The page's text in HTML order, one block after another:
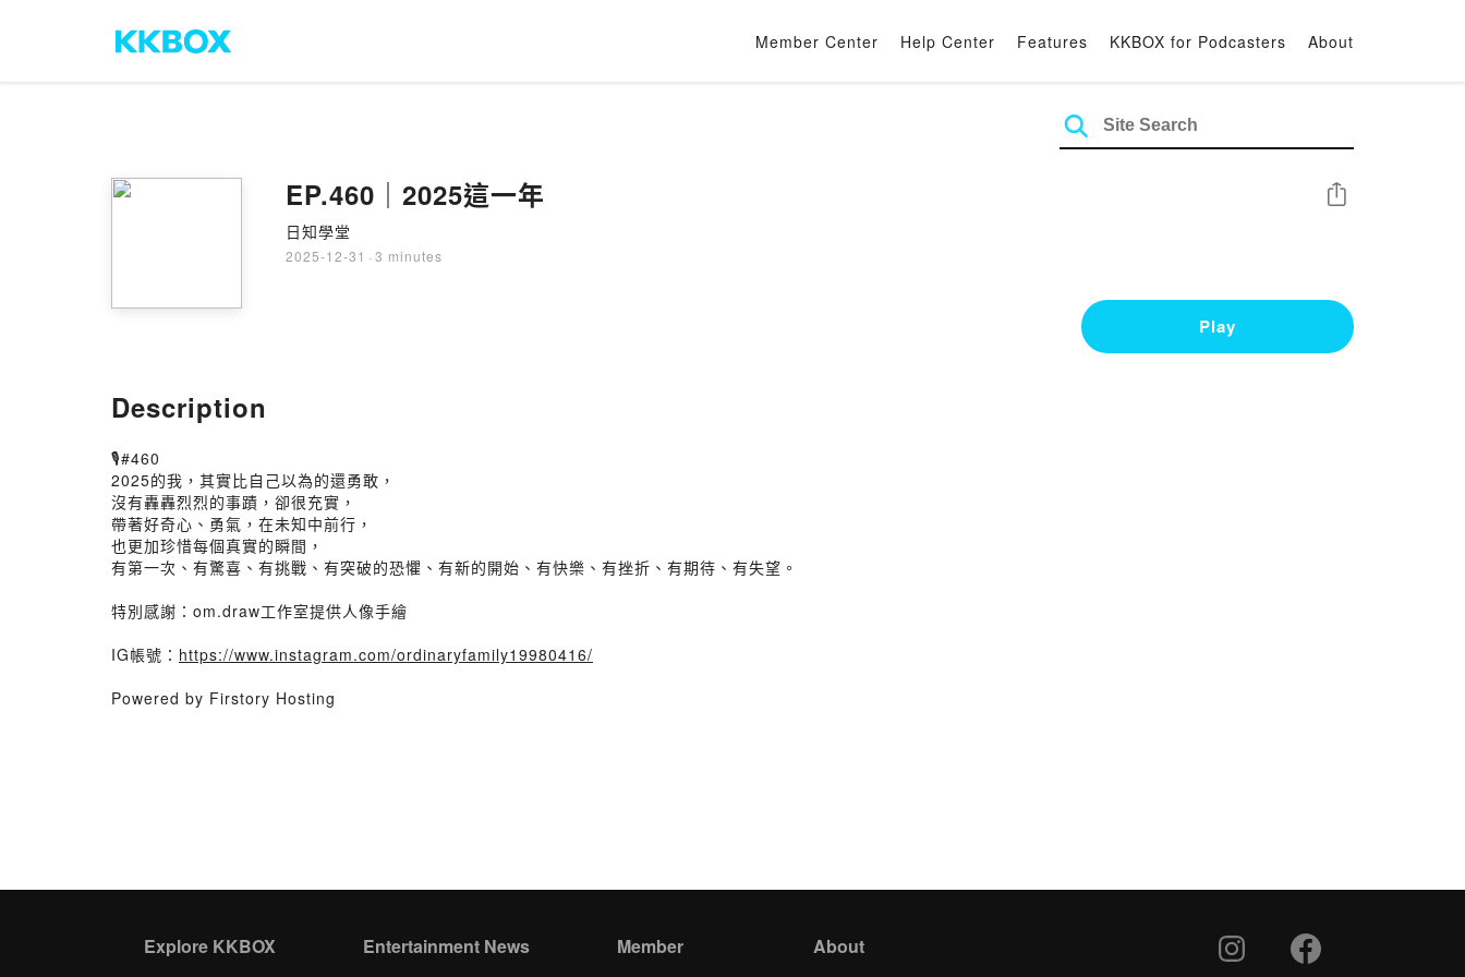
Member Center Help Center Features KKBOX for Podcasters About
EP.460｜2025這一年
日知學堂
2025-12-31 · 3 minutes
Share
Play
Description
🎙️#460
2025的我，其實比自己以為的還勇敢，
沒有轟轟烈烈的事蹟，卻很充實，
帶著好奇心、勇氣，在未知中前行，
也更加珍惜每個真實的瞬間，
有第一次、有驚喜、有挑戰、有突破的恐懼、有新的開始、有快樂、有挫折、有期待、有失望。
特別感謝：om.draw工作室提供人像手繪
IG帳號： https://www.instagram.com/ordinaryfamily19980416/
Powered by Firstory Hosting
Explore KKBOX Entertainment News Member About